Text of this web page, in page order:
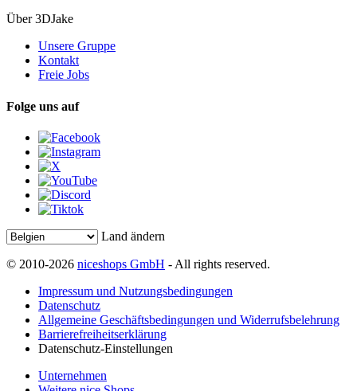
Über 3DJake
Unsere Gruppe
Kontakt
Freie Jobs
Folge uns auf
Land ändern
© 2010-2026 niceshops GmbH - All rights reserved.
Impressum und Nutzungsbedingungen
Datenschutz
Allgemeine Geschäftsbedingungen und Widerrufsbelehrung
Barrierefreiheitserklärung
Datenschutz-Einstellungen
Unternehmen